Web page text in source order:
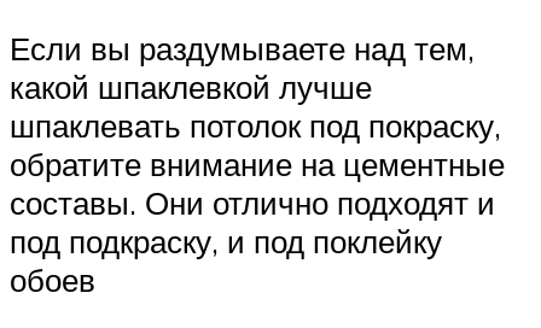
Если вы раздумываете над тем,
какой шпаклевкой лучше
шпаклевать потолок под покраску,
обратите внимание на цементные
составы. Они отлично подходят и
под подкраску, и под поклейку
обоев